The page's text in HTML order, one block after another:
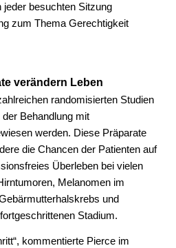
jeder besuchten Sitzung
zum Thema Gerechtigkeit
verändern Leben
randomisierten Studien
Behandlung mit
werden. Diese Präparate
die Chancen der Patienten auf
Überleben bei vielen
Melanomen im
und
Stadium.
kommentierte Pierce im